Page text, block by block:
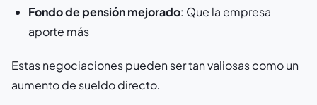
Fondo de pensión mejorado: Que la empresa
aporte más
Estas negociaciones pueden ser tan valiosas como un
aumento de sueldo directo.